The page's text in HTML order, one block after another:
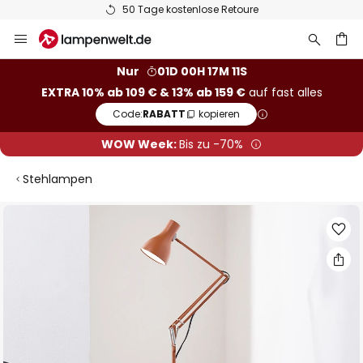
50 Tage kostenlose Retoure
Inhalt
Nur
01D 00H 17M 10S
EXTRA 10% ab 109 € & 13% ab 159 €auf fast alles
Code:RABATT kopieren
WOW Week:Bis zu -70%
Stehlampen